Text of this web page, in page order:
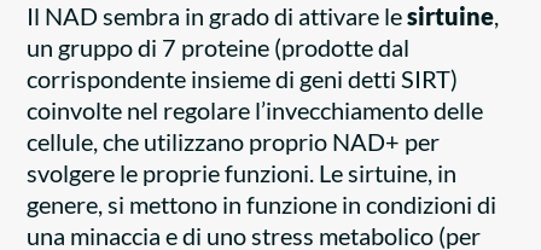
Il NAD sembra in grado di attivare lesirtuine,
un gruppo di 7 proteine (prodotte dal
corrispondente insieme di geni detti SIRT)
coinvolte nel regolare l’invecchiamento delle
cellule, che utilizzano proprio NAD+ per
svolgere le proprie funzioni. Le sirtuine, in
genere, si mettono in funzione in condizioni di
una minaccia e di uno stress metabolico (per